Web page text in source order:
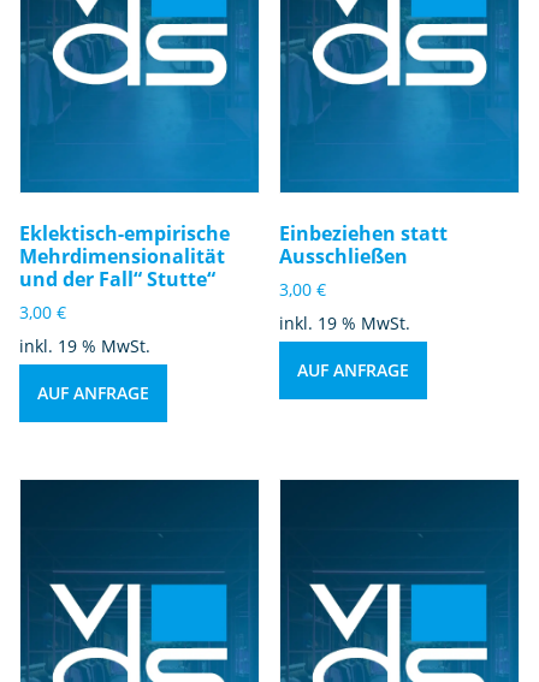
Eklektisch-empirische
Mehrdimensionalität
und der Fall“ Stutte“
3,00 €
inkl. 19 % MwSt.
AUF ANFRAGE
Einbeziehen statt
Ausschließen
3,00€
inkl. 19 % MwSt.
AUF ANFRAGE